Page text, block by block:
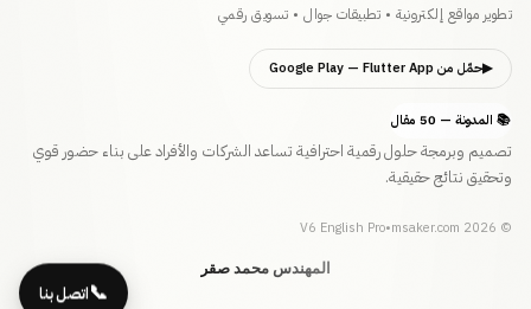
تطوير مواقع إلكترونية • تطبيقات جوال • تسويق رقمي
▶حمّل من Google Play — Flutter App
📚 المدونة — 50 مقال
تصميم وبرمجة حلول رقمية احترافية تساعد الشركات والأفراد على بناء حضور قوي
وتحقيق نتائج حقيقية.
©
2026
•
V6 English Pro
المهندس محمد صقر
📞اتصل بنا